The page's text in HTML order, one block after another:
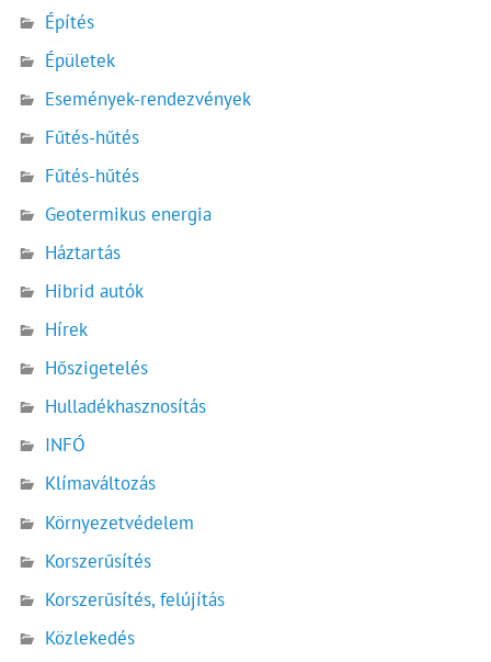
Építés
Épületek
Események-rendezvények
Fűtés-hűtés
Fűtés-hűtés
Geotermikus energia
Háztartás
Hibrid autók
Hírek
Hőszigetelés
Hulladékhasznosítás
INFÓ
Klímaváltozás
Környezetvédelem
Korszerűsítés
Korszerűsítés, felújítás
Közlekedés